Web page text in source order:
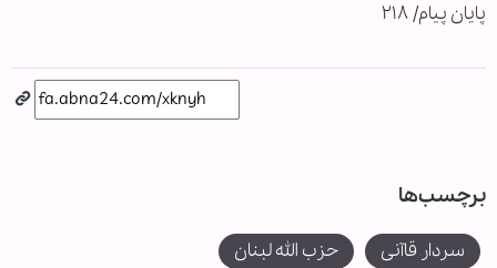
پایان پیام/ ۲۱۸
برچسب‌ها
سردار قاآنی حزب الله لبنان